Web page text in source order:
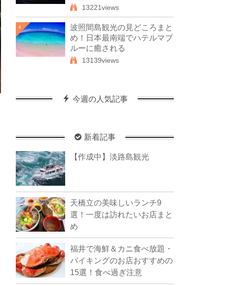
13221views
4
波照間島観光の見どころまと
め！日本最南端でハテルマブ
ルーに癒される
13139views
今週の人気記事
新着記事
【作成中】淡路島観光
天橋立の美味しいランチ9
選！一度は訪れたいお店まと
め
福井で海鮮＆カニ食べ放題・
バイキングのお店おすすめの
15選！食べ過ぎ注意